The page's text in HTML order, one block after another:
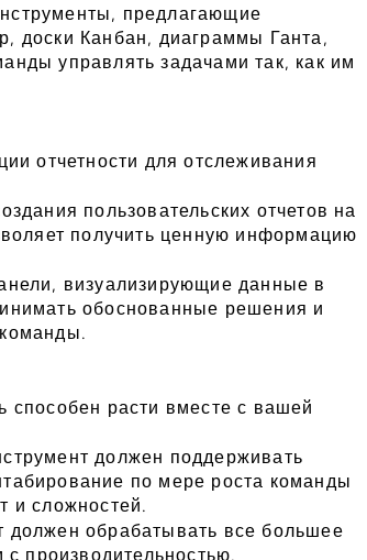
предлагающие
доски Канбан, диаграммы Ганта,
управлять задачами так, как им
отчетности для отслеживания
пользовательских отчетов на
получить ценную информацию
визуализирующие данные в
обоснованные решения и
расти вместе с вашей
должен поддерживать
по мере роста команды
и сложностей.
должен обрабатывать все большее
производительностью.